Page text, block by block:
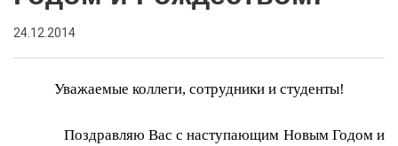
24.12.2014
Уважаемые коллеги, сотрудники и студенты!
Поздравляю Вас с наступающим Новым Годом и